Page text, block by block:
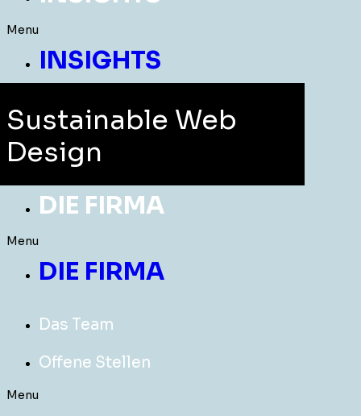
Menu
INSIGHTS
Sustainable Web
Design
DIE FIRMA
Menu
DIE FIRMA
Das Team
Offene Stellen
Menu